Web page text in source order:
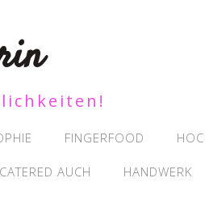
FINGERFOOD
AUCH HANDWERK